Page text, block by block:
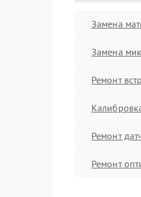
Замена
Замена
Ремонт
Ремонт
Ремонт